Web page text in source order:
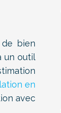
bien
un outil
en
avec